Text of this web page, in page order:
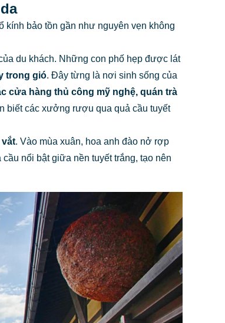
kính bảo tồn gần như nguyên vẹn không
du khách. Những con phố hẹp được lát
trong gió. Đây từng là nơi sinh sống của
cửa hàng thủ công mỹ nghệ, quán trà
biết các xưởng rượu qua quả cầu tuyết
vắt. Vào mùa xuân, hoa anh đào nở rợp
nổi bật giữa nền tuyết trắng, tạo nên